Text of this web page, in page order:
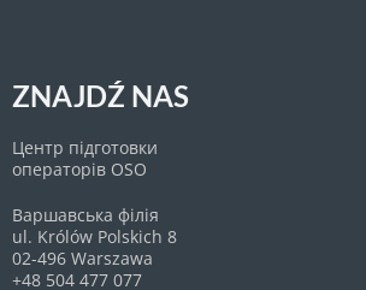
ZNAJDŹ NAS
Центр підготовки
операторів OSO
Варшавська філія
ul. Królów Polskich 8
02-496 Warszawa
+48 504 477 077